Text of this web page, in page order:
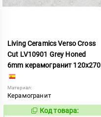
Living Ceramics Verso Cross
Cut LV10901 Grey Honed
6mm керамогранит 120x270
Материал:
Керамогранит
1108529
Код товара: